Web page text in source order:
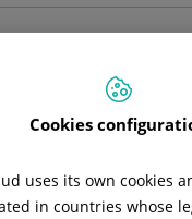
García Rozier
Física y
Veure Fitxa
Cookies
uses its own cookies
in countries whose